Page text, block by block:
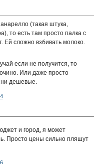
(такая штука,
то есть там просто палка с
Ей сложно взбивать молоко.
если не получится, то
Или даже просто
дешевые.
и город, я может
Просто цены сильно пляшут